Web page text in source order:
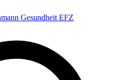
Gesundheit EFZ